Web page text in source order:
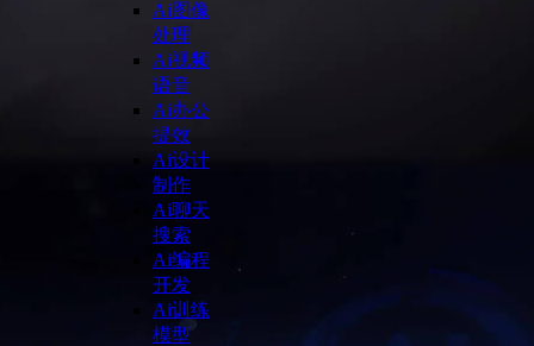
Ai图像
处理
Ai视频
语音
Ai办公
提效
Ai设计
制作
Ai聊天
搜索
Ai编程
开发
Ai训练
模型